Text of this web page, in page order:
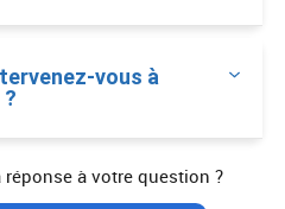
vous à
à votre question ?